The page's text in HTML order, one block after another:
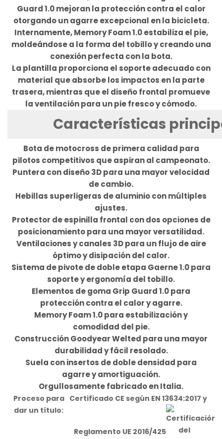
Guard 1.0 mejoran la protección contra el calor
otorgando un agarre excepcional en la bicicleta.
Internamente, Memory Foam 1.0 estabiliza el pie,
moldeándose a la forma del tobillo y creando una
conexión perfecta con la bota.
La plantilla proporciona el soporte adecuado con
material que absorbe los impactos en la parte
trasera, mientras que el diseño frontal promueve
la ventilación para un pie fresco y cómodo.
Características
Bota de motocross de primera calidad para
pilotos competitivos que aspiran al campeonato.
Puntera con diseño 3D para una mayor velocidad
de cambio.
Hebillas superligeras de aluminio con múltiples
ajustes.
Protector de espinilla frontal con dos opciones de
posicionamiento para una mayor versatilidad.
Ventilaciones y canales 3D para un flujo de aire
óptimo y disipación del calor.
Sistema de pivote de doble etapa Gaerne 1.0 para
soporte y ergonomía del tobillo.
Elementos de goma Grip Guard 1.0 para
protección contra el calor y agarre.
Memory Foam 1.0 para estabilización y
comodidad del pie.
Construcción Goodyear Welted para una mayor
durabilidad y fácil resolado.
Suela con insertos de doble densidad para
agarre y amortiguación.
Orgullosamente fabricado en Italia.
Proceso para
dar un título:
Certificado CE según EN 13634:2017 y
Reglamento UE 2016/425